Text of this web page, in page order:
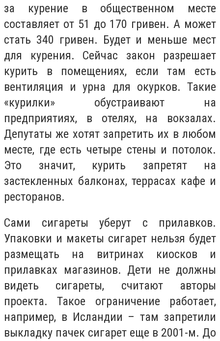
за курение в общественном месте
составляет от 51 до 170 гривен. А может
стать 340 гривен. Будет и меньше мест
для курения. Сейчас закон разрешает
курить в помещениях, если там есть
вентиляция и урна для окурков. Такие
«курилки» обустраивают на
предприятиях, в отелях, на вокзалах.
Депутаты же хотят запретить их в любом
месте, где есть четыре стены и потолок.
Это значит, курить запретят на
застекленных балконах, террасах кафе и
ресторанов.
Сами сигареты уберут с прилавков.
Упаковки и макеты сигарет нельзя будет
размещать на витринах киосков и
прилавках магазинов. Дети не должны
видеть сигареты, считают авторы
проекта. Такое ограничение работает,
например, в Исландии – там запретили
выкладку пачек сигарет еще в 2001-м. До